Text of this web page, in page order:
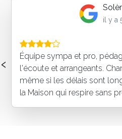
il y a
Équipe sympa et pro,
l'écoute et arrangeants.
même si les délais sont
la Maison qui respire sans
‹